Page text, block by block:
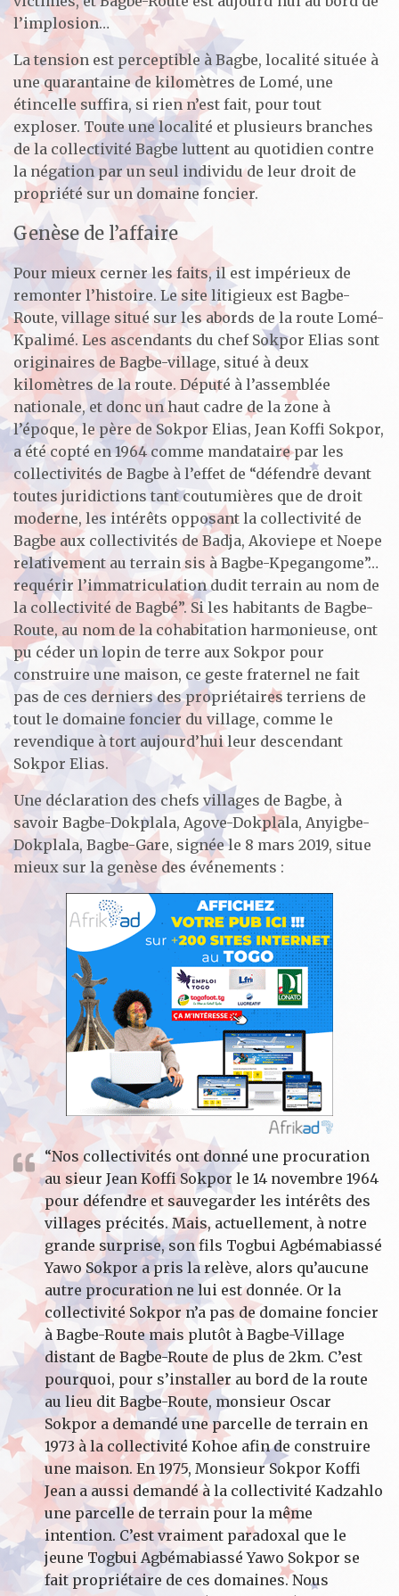
l’implosion…
La tension est perceptible à Bagbe, localité située à
une quarantaine de kilomètres de Lomé, une
étincelle suffira, si rien n’est fait, pour tout
exploser. Toute une localité et plusieurs branches
de la collectivité Bagbe luttent au quotidien contre
la négation par un seul individu de leur droit de
propriété sur un domaine foncier.
Genèse de l’affaire
Pour mieux cerner les faits, il est impérieux de
remonter l’histoire. Le site litigieux est Bagbe-
Route, village situé sur les abords de la route Lomé-
Kpalimé. Les ascendants du chef Sokpor Elias sont
originaires de Bagbe-village, situé à deux
kilomètres de la route. Député à l’assemblée
nationale, et donc un haut cadre de la zone à
l’époque, le père de Sokpor Elias, Jean Koffi Sokpor,
a été copté en 1964 comme mandataire par les
collectivités de Bagbe à l’effet de “défendre devant
toutes juridictions tant coutumières que de droit
moderne, les intérêts opposant la collectivité de
Bagbe aux collectivités de Badja, Akoviepe et Noepe
relativement au terrain sis à Bagbe-Kpegangome”…
requérir l’immatriculation dudit terrain au nom de
la collectivité de Bagbé”. Si les habitants de Bagbe-
Route, au nom de la cohabitation harmonieuse, ont
pu céder un lopin de terre aux Sokpor pour
construire une maison, ce geste fraternel ne fait
pas de ces derniers des propriétaires terriens de
tout le domaine foncier du village, comme le
revendique à tort aujourd’hui leur descendant
Sokpor Elias.
Une déclaration des chefs villages de Bagbe, à
savoir Bagbe-Dokplala, Agove-Dokplala, Anyigbe-
Dokplala, Bagbe-Gare, signée le 8 mars 2019, situe
mieux sur la genèse des événements :
“Nos collectivités ont donné une procuration
au sieur Jean Koffi Sokpor le 14 novembre 1964
pour défendre et sauvegarder les intérêts des
villages précités. Mais, actuellement, à notre
grande surprise, son fils Togbui Agbémabiassé
Yawo Sokpor a pris la relève, alors qu’aucune
autre procuration ne lui est donnée. Or la
collectivité Sokpor n’a pas de domaine foncier
à Bagbe-Route mais plutôt à Bagbe-Village
distant de Bagbe-Route de plus de 2km. C’est
pourquoi, pour s’installer au bord de la route
au lieu dit Bagbe-Route, monsieur Oscar
Sokpor a demandé une parcelle de terrain en
1973 à la collectivité Kohoe afin de construire
une maison. En 1975, Monsieur Sokpor Koffi
Jean a aussi demandé à la collectivité Kadzahlo
une parcelle de terrain pour la même
intention. C’est vraiment paradoxal que le
jeune Togbui Agbémabiassé Yawo Sokpor se
fait propriétaire de ces domaines. Nous